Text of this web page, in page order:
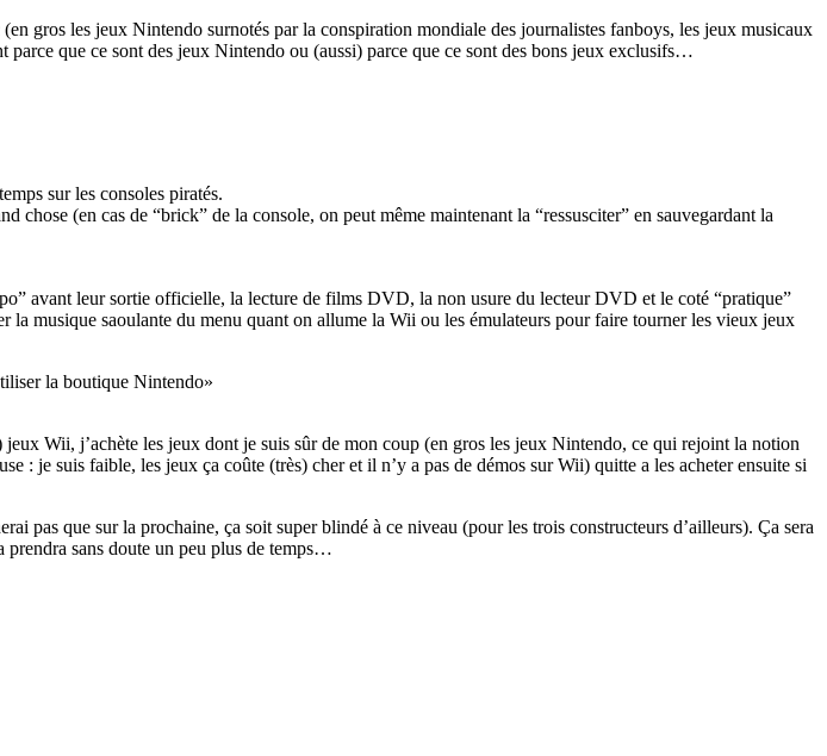
gros les jeux Nintendo surnotés par la conspiration mondiale des journalistes fanboys, les jeux musicaux
que ce sont des jeux Nintendo ou (aussi) parce que ce sont des bons jeux exclusifs…
sur les consoles piratés.
(en cas de “brick” de la console, on peut même maintenant la “ressusciter” en sauvegardant la
avant leur sortie officielle, la lecture de films DVD, la non usure du lecteur DVD et le coté “pratique”
la musique saoulante du menu quant on allume la Wii ou les émulateurs pour faire tourner les vieux jeux
la boutique Nintendo
Wii, j’achète les jeux dont je suis sûr de mon coup (en gros les jeux Nintendo, ce qui rejoint la notion
: je suis faible, les jeux ça coûte (très) cher et il n’y a pas de démos sur Wii) quitte a les acheter ensuite si
pas que sur la prochaine, ça soit super blindé à ce niveau (pour les trois constructeurs d’ailleurs). Ça sera
prendra sans doute un peu plus de temps…